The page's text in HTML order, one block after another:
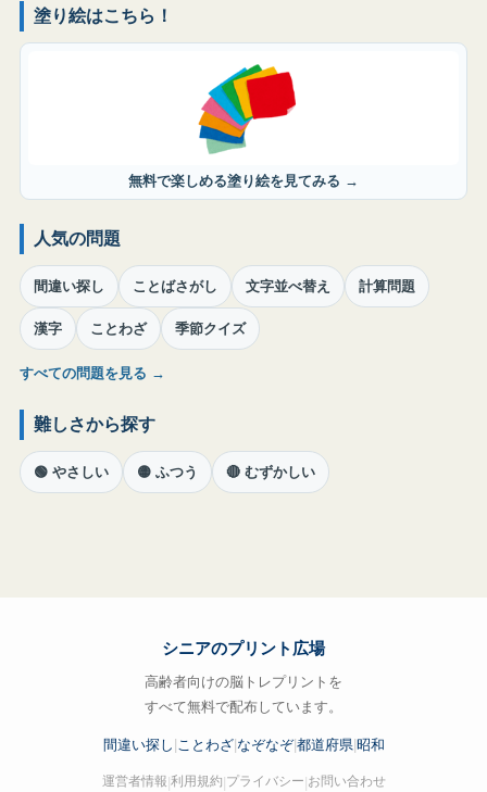
塗り絵はこちら！
無料で楽しめる塗り絵を見てみる →
人気の問題
間違い探し ことばさがし 文字並べ替え 計算問題
漢字 ことわざ 季節クイズ
すべての問題を見る →
難しさから探す
🟢 やさしい 🟡 ふつう 🔴 むずかしい
シニアのプリント広場
高齢者向けの脳トレプリントを
すべて無料で配布しています。
間違い探し | ことわざ|なぞなぞ|都道府県|昭和
運営者情報|利用規約|プライバシー|お問い合わせ